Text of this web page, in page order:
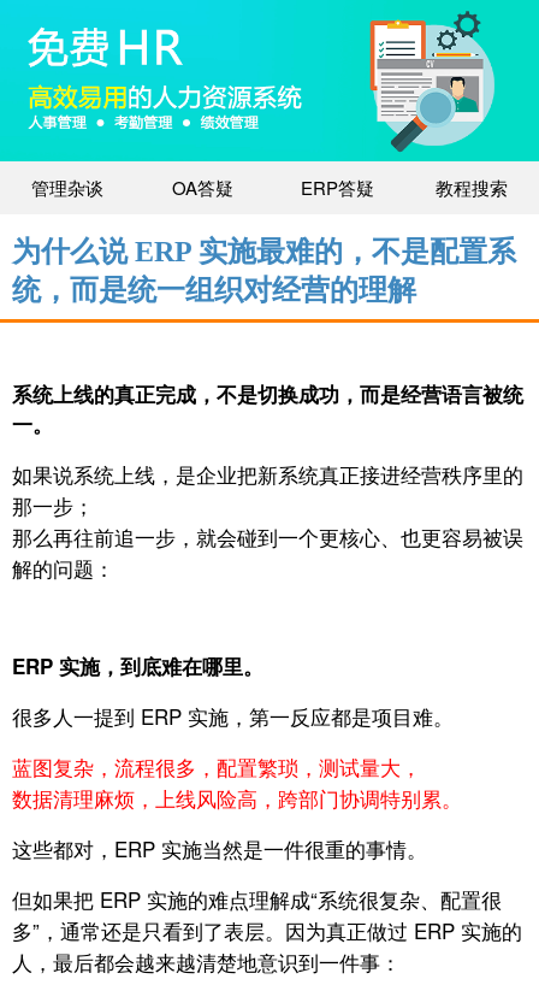
管理杂谈 OA答疑 ERP答疑 教程搜索
为什么说 ERP 实施最难的，不是配置系
统，而是统一组织对经营的理解
系统上线的真正完成，不是切换成功，而是经营语言被统
一。
如果说系统上线，是企业把新系统真正接进经营秩序里的
那一步；
那么再往前追一步，就会碰到一个更核心、也更容易被误
解的问题：
ERP 实施，到底难在哪里。
很多人一提到 ERP 实施，第一反应都是项目难。
蓝图复杂， 流程很多， 配置繁琐， 测试量大，
数据清理麻烦， 上线风险高， 跨部门协调特别累。
这些都对， ERP 实施当然是一件很重的事情。
但如果把 ERP 实施的难点理解成“系统很复杂、配置很
多”，通常还是只看到了表层。 因为真正做过 ERP 实施的
人，最后都会越来越清楚地意识到一件事：